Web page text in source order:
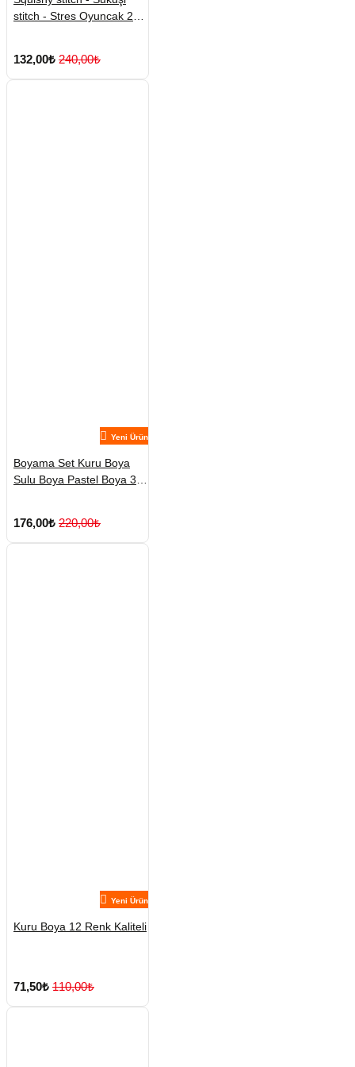
stitch - Stres Oyuncak 2
132,00₺ 240,00₺
Yeni Ürün
Boyama Set Kuru Boya
Sulu Boya Pastel Boya 3
176,00₺ 220,00₺
Yeni Ürün
Kuru Boya 12 Renk Kaliteli
71,50₺ 110,00₺